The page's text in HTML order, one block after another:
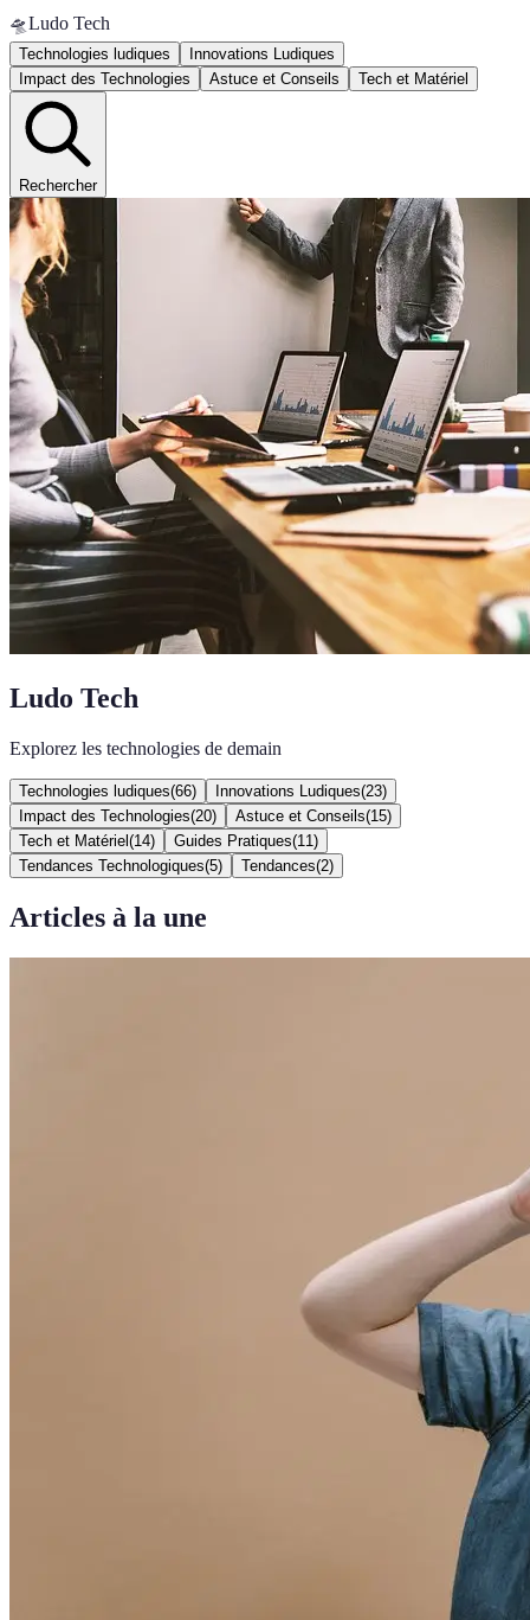
🛸Ludo Tech
Technologies ludiques
Innovations Ludiques
Impact des Technologies
Astuce et Conseils Tech et Matériel
Rechercher
Ludo Tech
Explorez les technologies de demain
Technologies ludiques(66) Innovations Ludiques(23)
Impact des Technologies(20) Astuce et Conseils(15)
Tech et Matériel (14) Guides Pratiques(11 )
Tendances Technologiques(5) Tendances(2)
Articles à la une